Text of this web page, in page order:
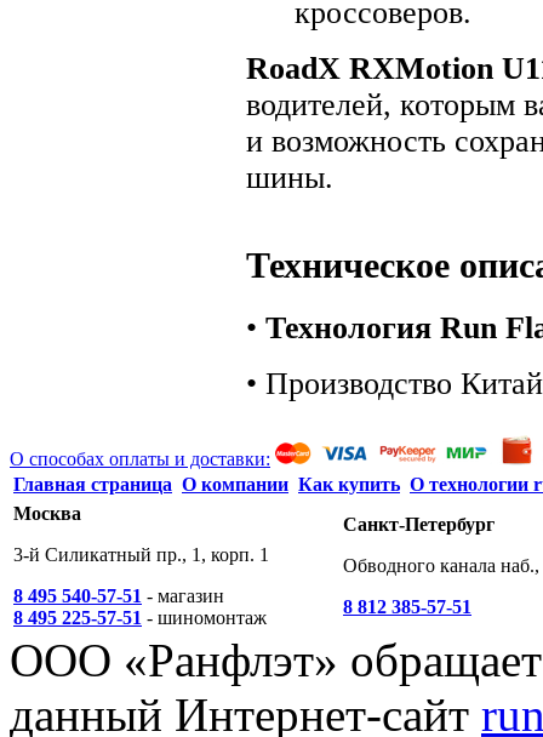
кроссоверов.
RoadX RXMotion
водителей, которым
и возможность
шины.
Техническое
• Технология Run
• Производство
О способах оплаты и доставки:
Главная страница О компании Как купить О технологии
Москва
3-й Силикатный пр., 1, корп. 1
8 495 540-57-51 - магазин
8 495 225-57-51 - шиномонтаж
Санкт-Петербург
Обводного канала
8 812 385-57-51
ООО «Ранфлэт»
данный Интернет-сайт